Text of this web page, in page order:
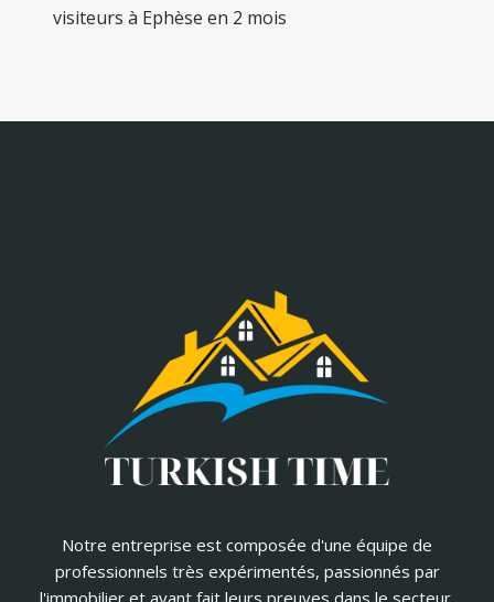
visiteurs à Ephèse en 2 mois
Notre entreprise est composée d'une équipe de
professionnels très expérimentés, passionnés par
l'immobilier et ayant fait leurs preuves dans le secteur.